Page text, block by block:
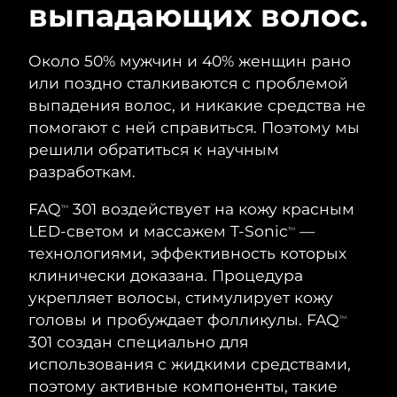
выпадающих волос.
Около 50% мужчин и 40% женщин рано
или поздно сталкиваются с проблемой
выпадения волос, и никакие средства не
помогают с ней справиться. Поэтому мы
решили обратиться к научным
разработкам.
FAQTM
301 воздействует на кожу красным
LED-светом и массажем T-SonicTM
—
технологиями, эффективность которых
клинически доказана. Процедура
укрепляет волосы, стимулирует кожу
головы и пробуждает фолликулы. FAQTM
301 создан специально для
использования с жидкими средствами,
поэтому активные компоненты, такие
Очищение кожи
LUNA™ 4 набор
Anti-aging massage
LUNA™ 4 Plus
Massage, LED heating
LUNA™ 4 Men
For men, anti-aging massage
Лифтинг
BEAR™ 2 набор
Microcurrent toning
BEAR™ 2 go
Microcurrent toning on-the-go
BEAR™ 2 eyes & lips
Microcurrent line smoothing device
Увлажнение
UFO™ 3 набор
Deep facial hydration
UFO™ 3 LED
Near-infrared and red light therapy
device
Забота о полости рта
issa™ 4
Hybrid silicone sonic toothbrush
issa™ 4 plus
Smart hybrid silicone sonic toothbrush
FAQ™ АНТИВОЗРАСТНОЙ УХОД
Омоложение LED-процедуры
NEW
Австралия
Ожидаемая дата доставки
13/08/2026
Австрия
Ожидаемая дата доставки
10/08/2026
Бахрейн
Бельгия
Ожидаемая дата доставки
10/08/2026
Бермудские о-ва
Ожидаемая дата доставки
16/08/2026
Босния и
Герцеговина
Ожидаемая дата доставки